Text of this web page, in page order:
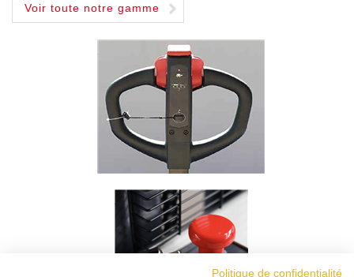
Voir toute notre gamme
Politique de confidentialité